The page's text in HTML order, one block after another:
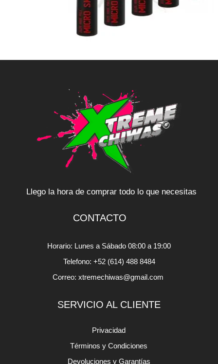
Llego la hora de comprar todo lo que necesitas
CONTACTO
Horario: Lunes a Sábado 08:00 a 19:00
Telefono: +52 (614) 488 8484
Correo: xtremechiwas@gmail.com
SERVICIO AL CLIENTE
Privacidad
Términos y Condiciones
Devoluciones y Garantías